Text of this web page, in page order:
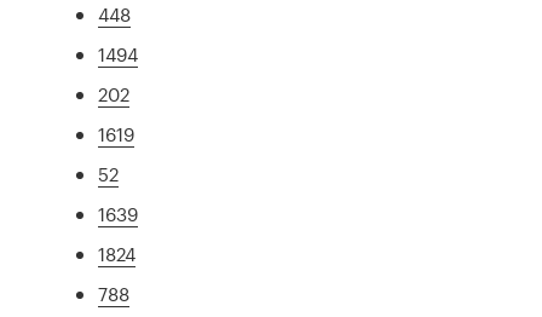
448
1494
202
1619
52
1639
1824
788